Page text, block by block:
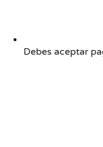
Debes aceptar